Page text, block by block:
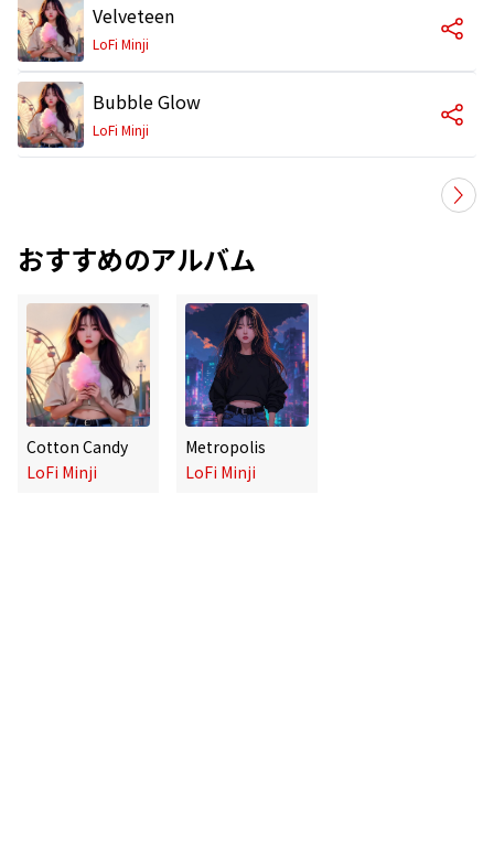
Velveteen
LoFi Minji
Bubble Glow
LoFi Minji
おすすめのアルバム
Cotton Candy
LoFi Minji
Metropolis
LoFi Minji